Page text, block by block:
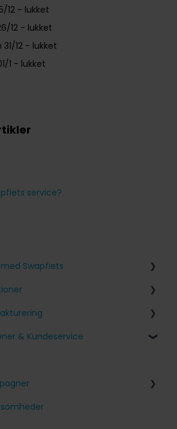
12 - lukket
12 - lukket
12 - lukket
1 - lukket
service?
Swapfiets
min cykel
funktioner
min Swapfiets
planlagt
& Kundeservice